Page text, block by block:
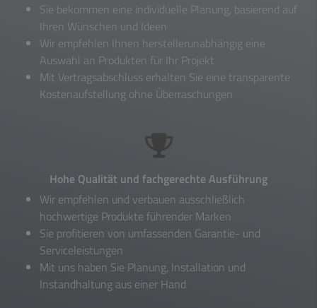
Sie bekommen eine individuelle Planung, basierend auf
Ihren Wünschen und Ideen
Wir empfehlen Ihnen herstellerunabhängig eine
Auswahl an Produkten für Ihr Projekt
Mit Vertragsabschluss erhalten Sie eine transparente
Kostenaufstellung ohne Überraschungen
Hohe Qualität und fachgerechte Ausführung
Wir empfehlen und verbauen ausschließlich
hochwertige Produkte führender Marken
Sie profitieren von umfassenden Garantie- und
Serviceleistungen
Mit uns haben Sie Planung, Installation und
Instandhaltung aus einer Hand